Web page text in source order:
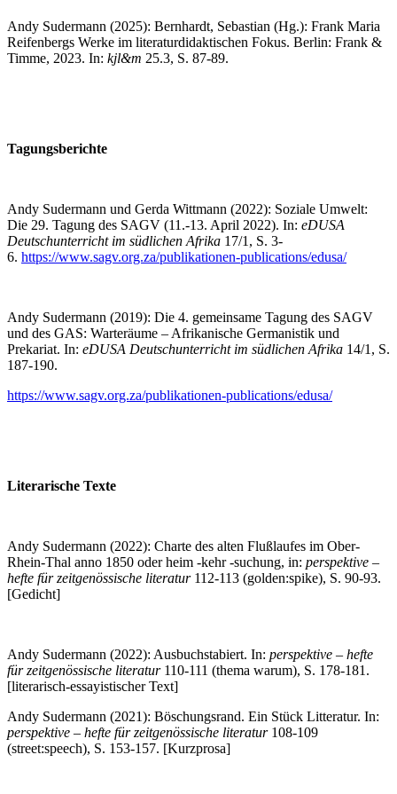
Andy Sudermann (2025): Bernhardt, Sebastian (Hg.): Frank Maria
Reifenbergs Werke im literaturdidaktischen Fokus. Berlin: Frank &
Timme, 2023. In: kjl&m 25.3, S. 87-89.
Tagungsberichte
Andy Sudermann und Gerda Wittmann (2022): Soziale Umwelt:
Die 29. Tagung des SAGV (11.-13. April 2022). In: eDUSA
Deutschunterricht im südlichen Afrika 17/1, S. 3-
6. https://www.sagv.org.za/publikationen-publications/edusa/
Andy Sudermann (2019): Die 4. gemeinsame Tagung des SAGV
und des GAS: Warteräume – Afrikanische Germanistik und
Prekariat. In: eDUSA Deutschunterricht im südlichen Afrika 14/1, S.
187-190.
https://www.sagv.org.za/publikationen-publications/edusa/
Literarische Texte
Andy Sudermann (2022): Charte des alten Flußlaufes im Ober-
Rhein-Thal anno 1850 oder heim -kehr -suchung, in: perspektive –
hefte für zeitgenössische literatur112-113 (golden:spike), S. 90-93.
[Gedicht]
Andy Sudermann (2022): Ausbuchstabiert. In: perspektive – hefte
für zeitgenössische literatur110-111 (thema warum), S. 178-181.
[literarisch-essayistischer Text]
Andy Sudermann (2021): Böschungsrand. Ein Stück Litteratur. In:
perspektive – hefte für zeitgenössische literatur108-109
(street:speech), S. 153-157. [Kurzprosa]